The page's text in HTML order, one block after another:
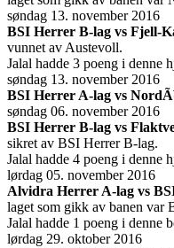
søndag 13. november 2016
BSI Herrer B-lag vs Fjell-
vunnet av Austevoll.
Jalal hadde 3 poeng i denne
søndag 13. november 2016
BSI Herrer A-lag vs
søndag 06. november 2016
BSI Herrer B-lag vs
sikret av BSI Herrer B-lag.
Jalal hadde 4 poeng i denne
lørdag 05. november 2016
Alvidra Herrer A-lag vs
laget som gikk av banen var
Jalal hadde 1 poeng i denne
lørdag 29. oktober 2016